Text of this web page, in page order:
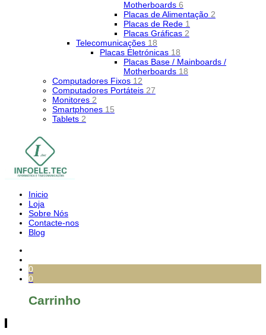
Motherboards 6
Placas de Alimentação 2
Placas de Rede 1
Placas Gráficas 2
Telecomunicações 18
Placas Eletrónicas 18
Placas Base / Mainboards /
Motherboards 18
Computadores Fixos 12
Computadores Portáteis 27
Monitores 2
Smartphones 15
Tablets 2
Inicio
Loja
Sobre Nós
Contacte-nos
Blog
0
0
Carrinho